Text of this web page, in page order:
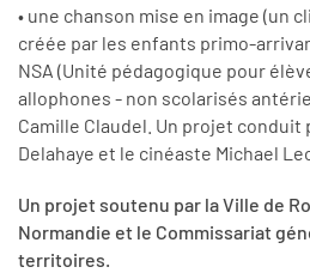
• une chanson mise en image (un
créée par les enfants primo-
NSA (Unité pédagogique pour
allophones - non scolarisés
Camille Claudel. Un projet conduit
Delahaye et le cinéaste Michael
Un projet soutenu par la Ville de
Normandie et le Commissariat
territoires.